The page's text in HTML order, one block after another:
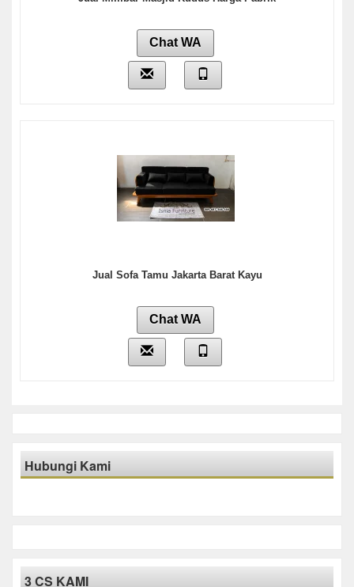
Chat WA
Jual Sofa Tamu Jakarta Barat Kayu
Chat WA
Hubungi Kami
3 CS KAMI